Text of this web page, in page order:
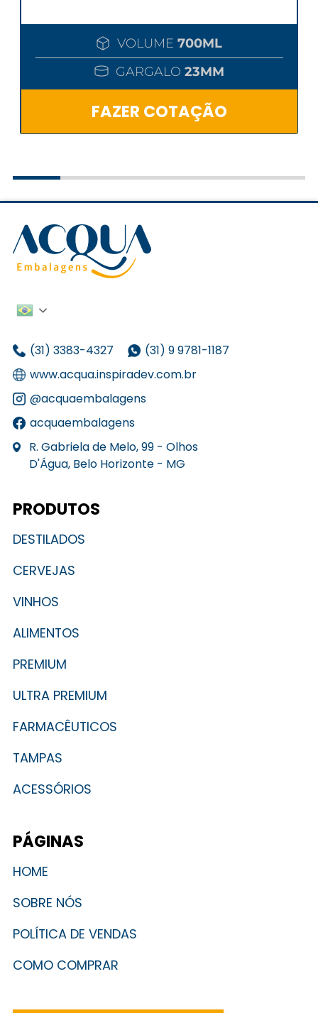
VOLUME 700ML
GARGALO 23MM
FAZER COTAÇÃO
(31) 3383-4327
(31) 9 9781-1187
www.acqua.inspiradev.com.br
@acquaembalagens
acquaembalagens
R. Gabriela de Melo, 99 - Olhos
D'Água, Belo Horizonte - MG
PRODUTOS
DESTILADOS
CERVEJAS
VINHOS
ALIMENTOS
PREMIUM
ULTRA PREMIUM
FARMACÊUTICOS
TAMPAS
ACESSÓRIOS
PÁGINAS
HOME
SOBRE NÓS
POLÍTICA DE VENDAS
COMO COMPRAR